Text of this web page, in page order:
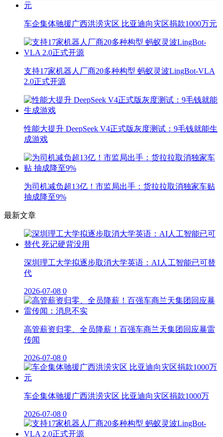
车企集体驰援广西洪涝灾区 比亚迪向灾区捐款1000万元
支持17家机器人厂商20多种构型 蚂蚁灵波LingBot-VLA
2.0正式开源
性能大提升 DeepSeek V4正式版灰度测试：9毛钱就能生
成游戏
为司机减负超13亿！市监局出手：货拉拉取消独家车贴
抽成降至9%
最新文章
深圳理工大学拟逐步取消大学英语：AI人工智能已可替
代
2026-07-08 0
高管薪资归零、全员降薪！百强车商兰天集团回应暴雷
传闻
2026-07-08 0
车企集体驰援广西洪涝灾区 比亚迪向灾区捐款1000万
2026-07-08 0